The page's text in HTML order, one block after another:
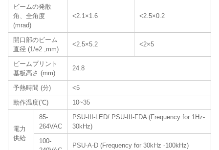
ビームの発散
角、全角度
(mrad)
<2.1×1.6 <2.5×0.2
開口部のビーム
直径 (1/e2 ,mm)
<2.5×5.2 <2×5
ビームプリント
基板高さ (mm)
24.8
予熱時間 (分)
<5
動作温度(℃)
10~35
電力
供給
85-
264VAC
PSU-III-LED/ PSU-III-FDA (Frequency for 1Hz-
30kHz)
100-
PSU-A-D (Frequency for 30kHz -100kHz)